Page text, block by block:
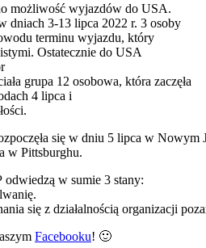
możliwość wyjazdów do USA.
dniach 3-13 lipca 2022 r. 3 osoby
terminu wyjazdu, który
Ostatecznie do USA
grupa 12 osobowa, która zaczęła
4 lipca i
się w dniu 5 lipca w Nowym
w Pittsburghu.
w sumie 3 stany:
się z działalnością organizacji
Facebooku! 🙂